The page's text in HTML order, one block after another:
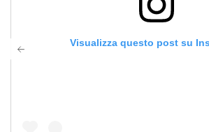
Visualizza questo post su